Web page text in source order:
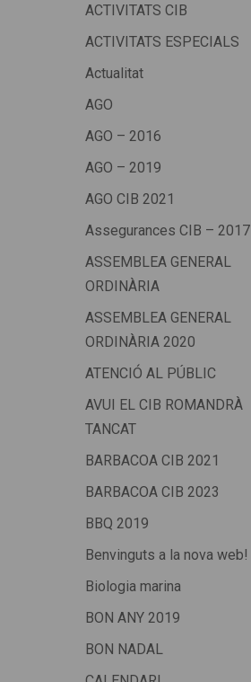
ACTIVITATS CIB
ACTIVITATS ESPECIALS
Actualitat
AGO
AGO – 2016
AGO – 2019
AGO CIB 2021
Assegurances CIB – 2017
ASSEMBLEA GENERAL
ORDINÀRIA
ASSEMBLEA GENERAL
ORDINÀRIA 2020
ATENCIÓ AL PÚBLIC
AVUI EL CIB ROMANDRÀ
TANCAT
BARBACOA CIB 2021
BARBACOA CIB 2023
BBQ 2019
Benvinguts a la nova web!
Biologia marina
BON ANY 2019
BON NADAL